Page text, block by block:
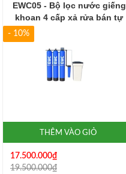
EWC05 - Bộ lọc nước giếng
khoan 4 cấp xả rửa bán tự
- 10%
THÊM VÀO GIỎ
17.500.000₫
19.500.000₫